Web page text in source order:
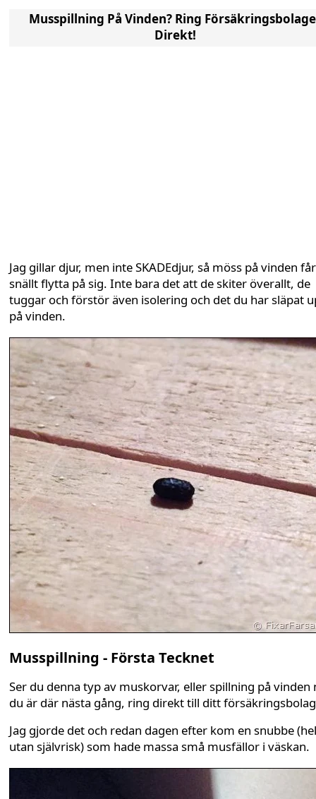
Musspillning På Vinden? Ring
Direkt!
Jag gillar djur, men inte SKADEdjur, så möss på vinden får
snällt flytta på sig. Inte bara det att de skiter överallt, de
tuggar och förstör även isolering och det du har släpat
på vinden.
Musspillning - Första Tecknet
Ser du denna typ av muskorvar, eller spillning på vinden
du är där nästa gång, ring direkt till ditt
Jag gjorde det och redan dagen efter kom en snubbe
utan självrisk) som hade massa små musfällor i väskan.